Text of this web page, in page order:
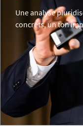
Une analyse
concrets, un ton